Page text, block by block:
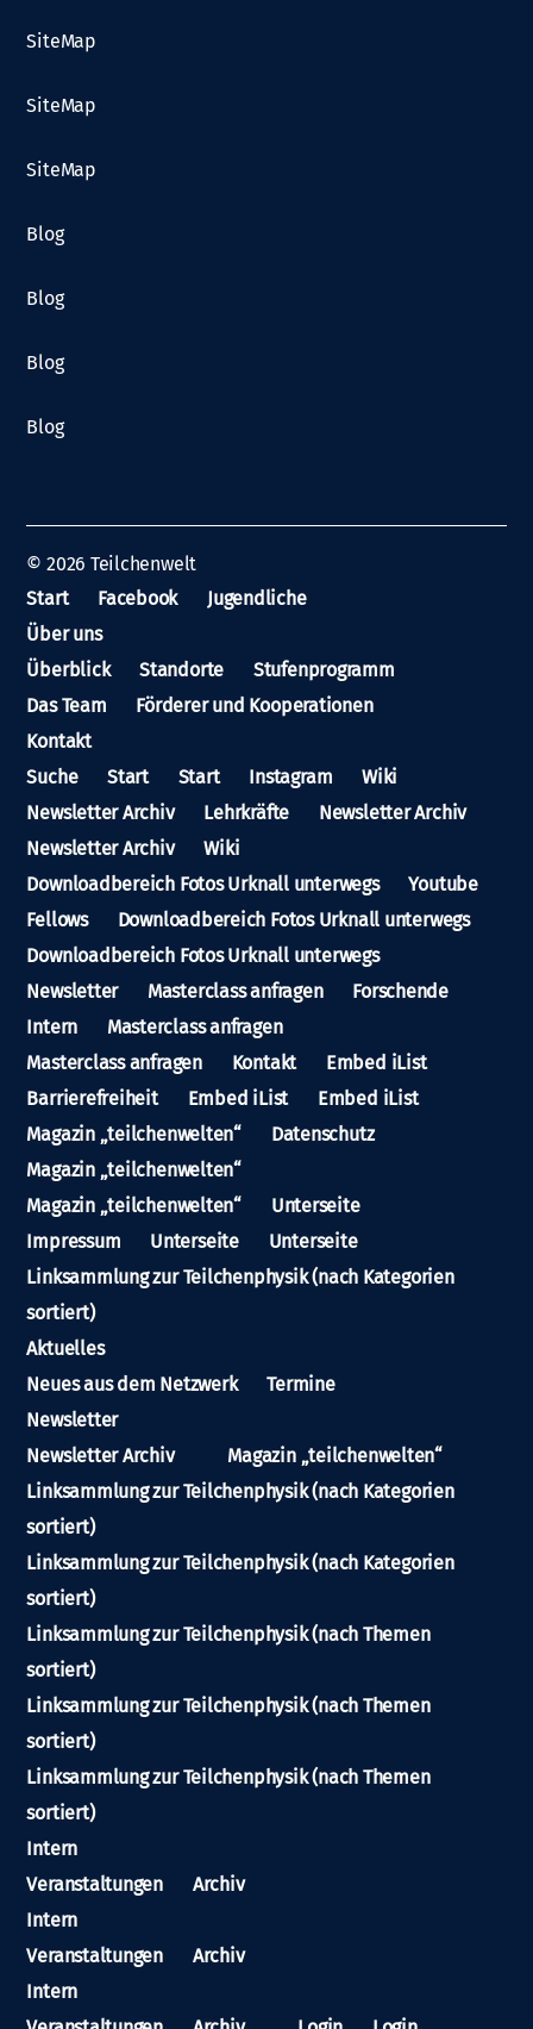
SiteMap
SiteMap
SiteMap
Blog
Blog
Blog
Blog
© 2026 Teilchenwelt
Start
Facebook
Jugendliche
Über uns
Überblick
Standorte
Stufenprogramm
Das Team
Förderer und Kooperationen
Kontakt
Suche
Start Start Instagram
Wiki
Newsletter Archiv
Lehrkräfte
Newsletter Archiv
Newsletter Archiv
Wiki
Downloadbereich Fotos Urknall unterwegs
Youtube
Fellows
Downloadbereich Fotos Urknall unterwegs
Downloadbereich Fotos Urknall unterwegs
Newsletter
Masterclass anfragen
Forschende
Intern
Masterclass anfragen
Masterclass anfragen
Kontakt
Embed iList
Barrierefreiheit
Embed iList
Embed iList
Magazin „teilchenwelten“
Datenschutz
Magazin „teilchenwelten“
Magazin „teilchenwelten“
Unterseite
Impressum
Unterseite
Unterseite
Linksammlung zur Teilchenphysik (nach Kategorien
sortiert)
Aktuelles
Neues aus dem Netzwerk
Termine
Newsletter
Newsletter Archiv
Magazin „teilchenwelten“
Linksammlung zur Teilchenphysik (nach Kategorien
sortiert)
Linksammlung zur Teilchenphysik (nach Kategorien
sortiert)
Linksammlung zur Teilchenphysik (nach Themen
sortiert)
Linksammlung zur Teilchenphysik (nach Themen
sortiert)
Linksammlung zur Teilchenphysik (nach Themen
sortiert)
Intern
Veranstaltungen
Archiv
Intern
Veranstaltungen
Archiv
Intern